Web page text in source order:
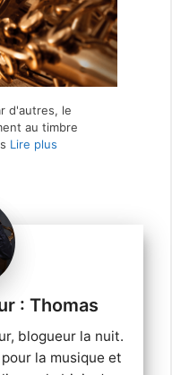
d'autres, le
au timbre
Lire plus
Thomas
blogueur la nuit.
la musique et